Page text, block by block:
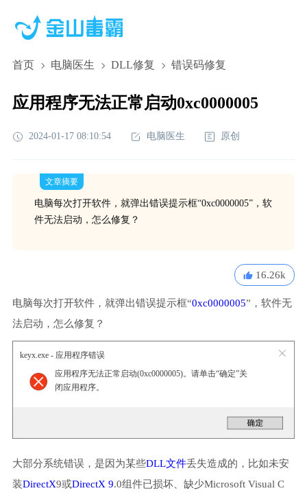
首页 电脑医生 DLL修复 错误码修复
应用程序无法正常启动0xc0000005
2024-01-17 08:10:54 电脑医生 原创
文章摘要
电脑每次打开软件，就弹出错误提示框“0xc0000005”，软
件无法启动，怎么修复？
16.26k
电脑每次打开软件，就弹出错误提示框“0xc0000005”，软件无
法启动，怎么修复？
keyx.exe - 应用程序错误
应用程序无法正常启动(0xc0000005)。请单击“确定”关
闭应用程序。
大部分系统错误，是因为某些DLL文件丢失造成的，比如未安
装DirectX9或DirectX 9.0组件已损坏、缺少Microsoft Visual C